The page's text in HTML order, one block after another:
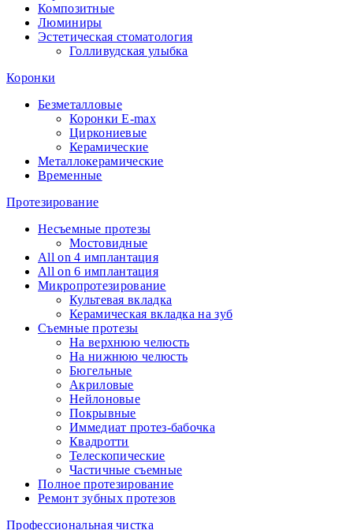
Композитные
Люминиры
Эстетическая стоматология
Голливудская улыбка
Коронки
Безметалловые
Коронки E-max
Циркониевые
Керамические
Металлокерамические
Временные
Протезирование
Несъемные протезы
Мостовидные
All on 4 имплантация
All on 6 имплантация
Микропротезирование
Культевая вкладка
Керамическая вкладка на зуб
Съемные протезы
На верхнюю челюсть
На нижнюю челюсть
Бюгельные
Акриловые
Нейлоновые
Покрывные
Иммедиат протез-бабочка
Квадротти
Телескопические
Частичные съемные
Полное протезирование
Ремонт зубных протезов
Профессиональная чистка